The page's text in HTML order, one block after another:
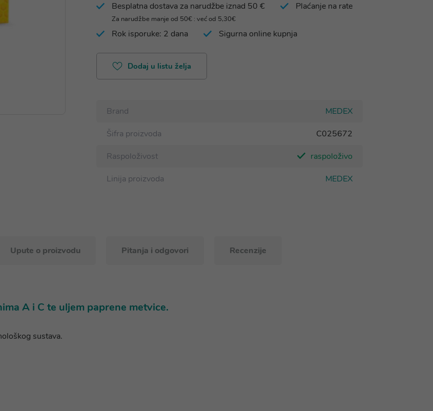
Besplatna dostava za narudžbe iznad 50 €
Za narudžbe manje od 50€ : već od 5,30€
Plaćanje na rate
Rok isporuke: 2 dana Sigurna online kupnja
Dodaj u listu želja
Brand
MEDEX
Šifra proizvoda
C025672
Raspoloživost
raspoloživo
Linija proizvoda
MEDEX
Upute o proizvodu Pitanja i odgovori Recenzije
A i C te uljem paprene metvice.
sustava.